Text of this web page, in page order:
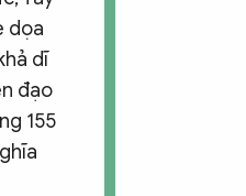
dọa
dĩ
đạo
155